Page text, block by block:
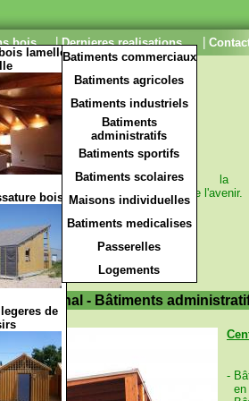
bois
lamelle
bois
de
| Dernieres realisations
Batiments commerciaux
Batiments agricoles
Batiments industriels
Batiments
administratifs
Batiments sportifs
Batiments scolaires
Maisons individuelles
Batiments medicalises
Passerelles
Logements
|
expression de la
prometteuses des constructions de l'avenir.
- Bâtiments
-
en